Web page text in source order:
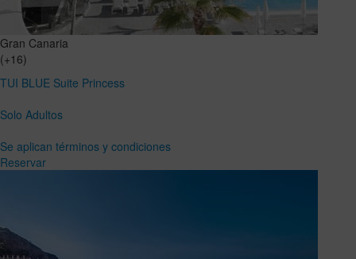
Gran Canaria
(+16)
TUI BLUE Suite Princess
Solo Adultos
Se aplican términos y condiciones
Reservar